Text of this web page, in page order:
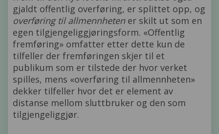
gjaldt offentlig overføring, er splittet opp, og
overføring til allmennhetener skilt ut som en
egen tilgjengeliggjøringsform. «Offentlig
fremføring» omfatter etter dette kun de
tilfeller der fremføringen skjer til et
publikum som er tilstede der hvor verket
spilles, mens «overføring til allmennheten»
dekker tilfeller hvor det er element av
distanse mellom sluttbruker og den som
tilgjengeliggjør.